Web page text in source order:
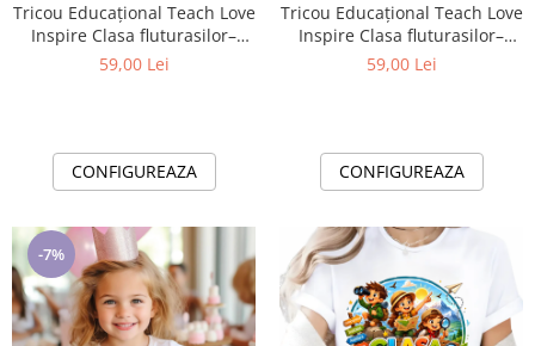
Tricou Educațional Teach Love
Inspire Clasa fluturasilor–
Cadou Inspirat pentru Școală
59,00 Lei
CONFIGUREAZA
Tricou Educațional Teach Love
Inspire Clasa fluturasilor–
Cadou Inspirat pentru Școală
59,00 Lei
CONFIGUREAZA
-7%